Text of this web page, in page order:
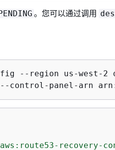
。您可以通过调用
--region us-west-2
--control-panel-arn
recovery-